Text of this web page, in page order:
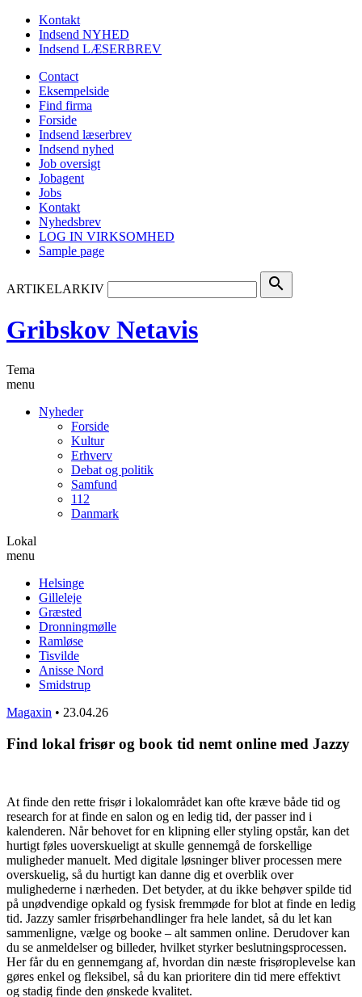
Kontakt
Indsend NYHED
Indsend LÆSERBREV
Contact
Eksempelside
Find firma
Forside
Indsend læserbrev
Indsend nyhed
Job oversigt
Jobagent
Jobs
Kontakt
Nyhedsbrev
LOG IN VIRKSOMHED
Sample page
ARTIKELARKIV search
Gribskov Netavis
Tema
menu
Nyheder
Forside
Kultur
Erhverv
Debat og politik
Samfund
112
Danmark
Lokal
menu
Helsinge
Gilleleje
Græsted
Dronningmølle
Ramløse
Tisvilde
Anisse Nord
Smidstrup
Magaxin • 23.04.26
Find lokal frisør og book tid nemt online med Jazzy
At finde den rette frisør i lokalområdet kan ofte kræve både tid og
research for at finde en salon og en ledig tid, der passer ind i
kalenderen. Når behovet for en klipning eller styling opstår, kan det
hurtigt føles uoverskueligt at skulle gennemgå de forskellige
muligheder manuelt. Med digitale løsninger bliver processen mere
overskuelig, så du hurtigt kan danne dig et overblik over
mulighederne i nærheden. Det betyder, at du ikke behøver spilde tid
på unødvendige opkald og fysisk fremmøde for blot at finde en ledig
tid. Jazzy samler frisørbehandlinger fra hele landet, så du let kan
sammenligne, vælge og booke – alt sammen online. Derudover kan
du se anmeldelser og billeder, hvilket styrker beslutningsprocessen.
Her får du en gennemgang af, hvordan din næste frisøroplevelse kan
gøres enkel og fleksibel, så du kan prioritere din tid mere effektivt
og stadig finde den ønskede kvalitet.